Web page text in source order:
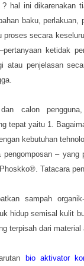
hal ini dikarenakan
baku,
proses secara
ketidak
atau penjelasan
calon
tepat yaitu 1.
kebutuhan
–
Tatacara
sampah
hidup semisal kulit
terpisah dari
bio aktivator